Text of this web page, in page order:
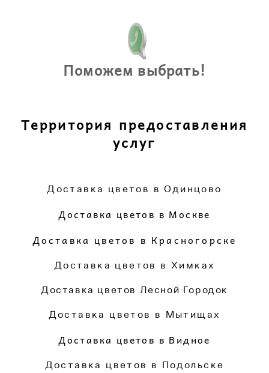
Поможем выбрать!
Территория предоставления
услуг
Доставка цветов в Одинцово
Доставка цветов в Москве
Доставка цветов в Красногорске
Доставка цветов в Химках
Доставка цветов Лесной Городок
Доставка цветов в Мытищах
Доставка цветов в Видное
Доставка цветов в Подольске